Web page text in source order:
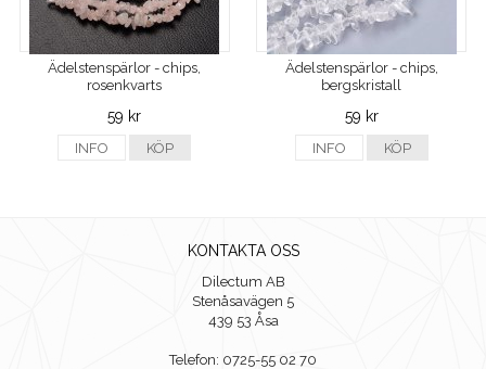
Ädelstenspärlor - chips,
rosenkvarts
59 kr
INFO KÖP
Ädelstenspärlor - chips,
bergskristall
59 kr
INFO KÖP
KONTAKTA OSS
Dilectum AB
Stenåsavägen 5
439 53 Åsa
Telefon: 0725-55 02 70